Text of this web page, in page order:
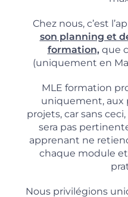
Chez nous, c’est
son planning et
formation,que
(uniquement en
MLE formation
uniquement, aux
projets, car sans
sera pas
apprenant ne
chaque module
Nous privilégions